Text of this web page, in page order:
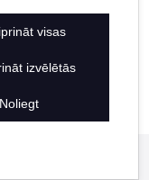
visas
izvēlētās
Noliegt